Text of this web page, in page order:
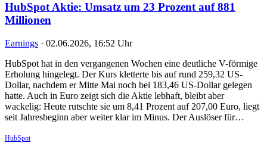
HubSpot Aktie: Umsatz um 23 Prozent auf 881
Millionen
Earnings · 02.06.2026, 16:52 Uhr
HubSpot hat in den vergangenen Wochen eine deutliche V-förmige
Erholung hingelegt. Der Kurs kletterte bis auf rund 259,32 US-
Dollar, nachdem er Mitte Mai noch bei 183,46 US-Dollar gelegen
hatte. Auch in Euro zeigt sich die Aktie lebhaft, bleibt aber
wackelig: Heute rutschte sie um 8,41 Prozent auf 207,00 Euro, liegt
seit Jahresbeginn aber weiter klar im Minus. Der Auslöser für…
HubSpot